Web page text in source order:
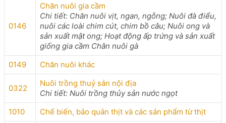
0146
Chăn nuôi gia cầm
Chi tiết: Chăn nuôi vịt, ngan, ngỗng; Nuôi đà điểu,
nuôi các loài chim cút, chim bồ câu; Nuôi ong và
sản xuất mật ong; Hoạt động ấp trứng và sản xuất
giống gia cầm Chăn nuôi gà
0149
Chăn nuôi khác
0322
Nuôi trồng thuỷ sản nội địa
Chi tiết: Nuôi trồng thủy sản nước ngọt
1010
Chế biến, bảo quản thịt và các sản phẩm từ thịt